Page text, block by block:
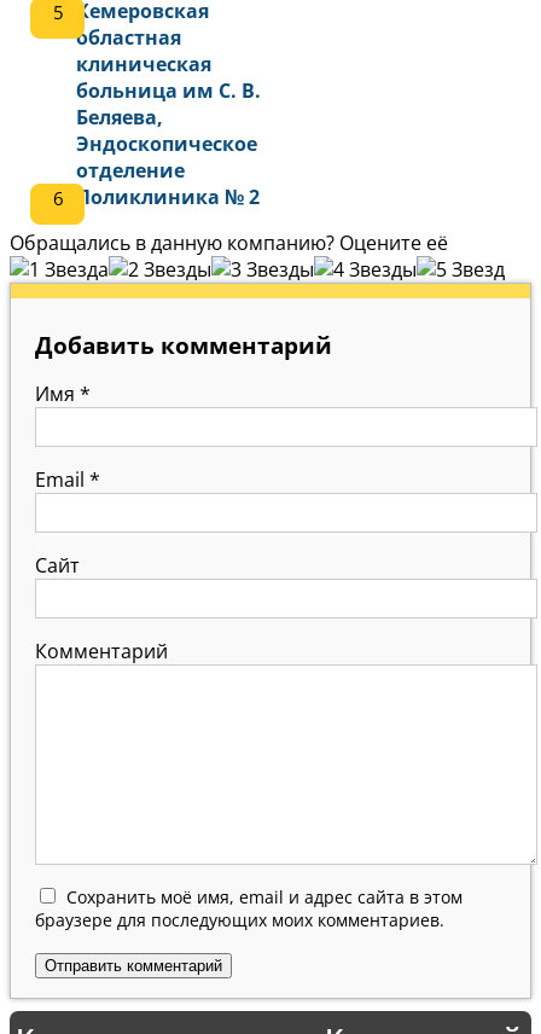
Кемеровская
областная
клиническая
больница им С. В.
Беляева,
Эндоскопическое
отделение
Поликлиника № 2
Обращались в данную компанию? Оцените её
Добавить комментарий
Имя *
Email *
Сайт
Комментарий
Сохранить моё имя, email и адрес сайта в этом
браузере для последующих моих комментариев.